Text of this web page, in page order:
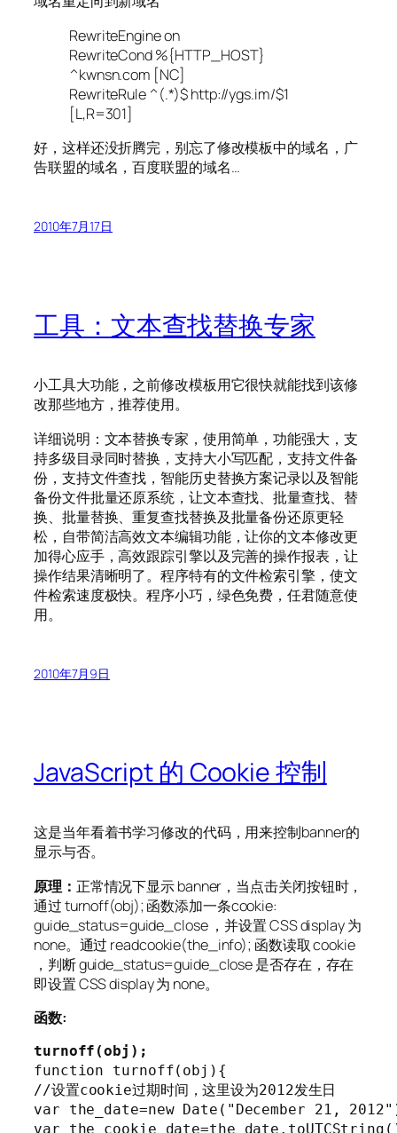
RewriteEngine on
RewriteCond %{HTTP_HOST}
^kwnsn.com [NC]
RewriteRule ^(.*)$ http://ygs.im/$1
[L,R=301]
好，这样还没折腾完，别忘了修改模板中的域名，广
告联盟的域名，百度联盟的域名…
2010年7月17日
工具：文本查找替换专家
小工具大功能，之前修改模板用它很快就能找到该修
改那些地方，推荐使用。
详细说明：文本替换专家，使用简单，功能强大，支
持多级目录同时替换，支持大小写匹配，支持文件备
份，支持文件查找，智能历史替换方案记录以及智能
备份文件批量还原系统，让文本查找、批量查找、替
换、批量替换、重复查找替换及批量备份还原更轻
松，自带简洁高效文本编辑功能，让你的文本修改更
加得心应手，高效跟踪引擎以及完善的操作报表，让
操作结果清晰明了。程序特有的文件检索引擎，使文
件检索速度极快。程序小巧，绿色免费，任君随意使
用。
2010年7月9日
JavaScript 的 Cookie 控制
这是当年看着书学习修改的代码，用来控制banner的
显示与否。
原理： 正常情况下显示 banner，当点击关闭按钮时，
通过 turnoff(obj); 函数添加一条cookie:
guide_status=guide_close ，并设置 CSS display 为
none。通过 readcookie(the_info); 函数读取 cookie
，判断 guide_status=guide_close 是否存在，存在
即设置 CSS display 为 none。
函数:
turnoff(obj);
function turnoff(obj){
//设置cookie过期时间，这里设为2012发生日
var the_date=new Date("December 21,
var